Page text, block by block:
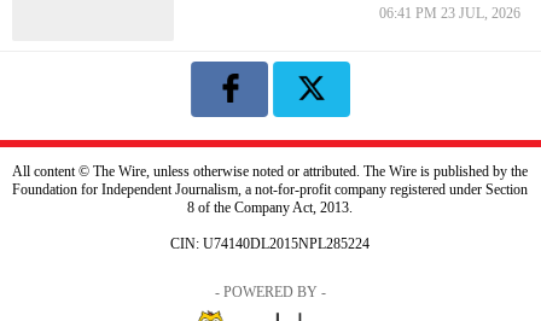
06:41 PM 23 JUL, 2026
All content © The Wire, unless otherwise noted or attributed. The Wire is published by the
Foundation for Independent Journalism, a not-for-profit company registered under Section
8 of the Company Act, 2013.
CIN: U74140DL2015NPL285224
- POWERED BY -